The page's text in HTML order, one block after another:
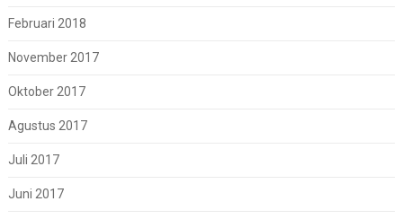
Februari 2018
November 2017
Oktober 2017
Agustus 2017
Juli 2017
Juni 2017